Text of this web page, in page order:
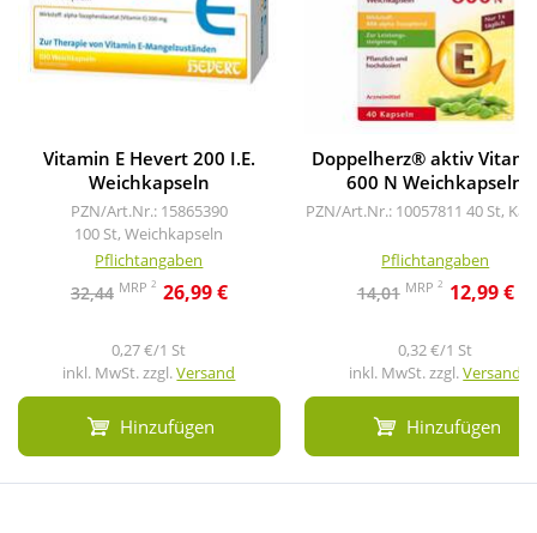
Vitamin E Hevert 200 I.E.
Weichkapseln
PZN/Art.Nr.: 15865390
100 St, Weichkapseln
Pflichtangaben
32,44 MRP 2 26,99 €
0,27 €/1 St
inkl. MwSt. zzgl.Versand
Hinzufügen
Doppelherz® aktiv
600 N Weichkapseln
PZN/Art.Nr.: 10057811 40 St,
Pflichtangaben
14,01 MRP 2 12,99 €
0,32 €/1 St
inkl. MwSt. zzgl.Versand
Hinzufügen